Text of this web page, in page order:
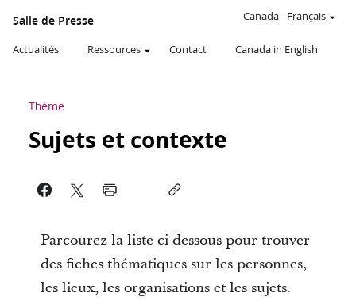
Salle de Presse
Actualités Ressources Contact Canada in English
Canada- Français
Thème
Sujets et contexte
Parcourez la liste ci-dessous pour trouver
des fiches thématiques sur les personnes,
les lieux, les organisations et les sujets.